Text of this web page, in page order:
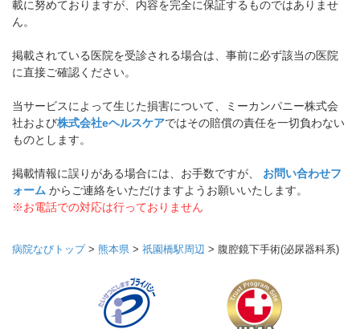
載に努めておりますが、内容を完全に保証するものではありませ
ん。
掲載されている医院を受診される場合は、事前に必ず該当の医院
に直接ご確認ください。
当サービスによって生じた損害について、ミーカンパニー株式会
社および株式会社eヘルスケアではその賠償の責任を一切負わない
ものとします。
掲載情報に誤りがある場合には、お手数ですが、 お問い合わせフ
ォーム からご連絡をいただけますようお願いいたします。
※お電話での対応は行っておりません
病院なびトップ> 熊本県 > 祇園橋駅周辺 > 腹腔鏡下手術(泌尿器科系)